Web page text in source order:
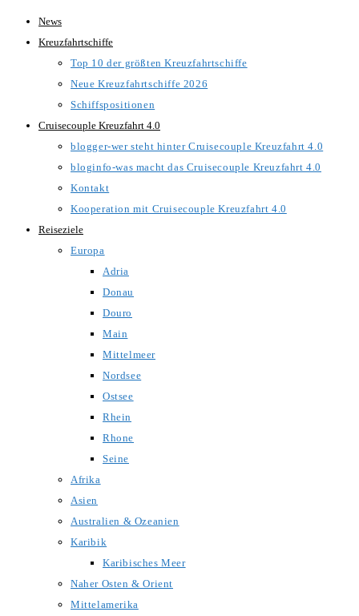
Zum
Inhalt
News
Kreuzfahrtschiffe
Top 10 der größten Kreuzfahrtschiffe
Neue Kreuzfahrtschiffe 2026
Schiffspositionen
Cruisecouple Kreuzfahrt 4.0
blogger-wer steht hinter Cruisecouple Kreuzfahrt 4.0
bloginfo-was macht das Cruisecouple Kreuzfahrt 4.0
Kontakt
Kooperation mit Cruisecouple Kreuzfahrt 4.0
Reiseziele
Europa
Adria
Donau
Douro
Main
Mittelmeer
Nordsee
Ostsee
Rhein
Rhone
Seine
Afrika
Asien
Australien & Ozeanien
Karibik
Karibisches Meer
Naher Osten & Orient
Mittelamerika